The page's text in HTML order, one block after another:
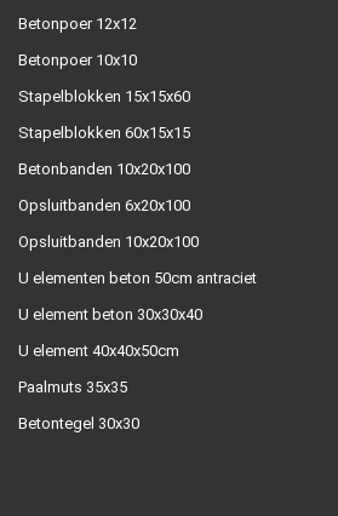
Betonpoer 12x12
Betonpoer 10x10
Stapelblokken 15x15x60
Stapelblokken 60x15x15
Betonbanden 10x20x100
Opsluitbanden 6x20x100
Opsluitbanden 10x20x100
U elementen beton 50cm antraciet
U element beton 30x30x40
U element 40x40x50cm
Paalmuts 35x35
Betontegel 30x30